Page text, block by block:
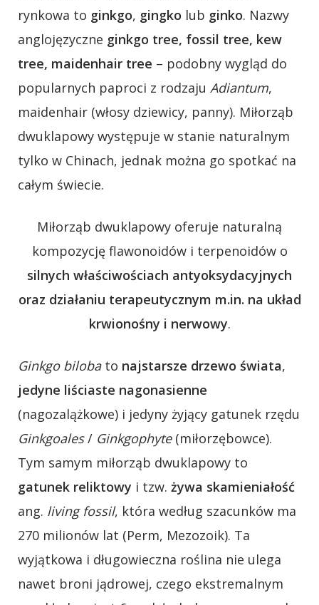
rynkowa to ginkgo, gingko lub ginko. Nazwy
anglojęzyczne ginkgo tree, fossil tree, kew
tree, maidenhair tree – podobny wygląd do
popularnych paproci z rodzaju Adiantum,
maidenhair (włosy dziewicy, panny). Miłorząb
dwuklapowy występuje w stanie naturalnym
tylko w Chinach, jednak można go spotkać na
całym świecie.
Miłorząb dwuklapowy oferuje naturalną
kompozycję flawonoidów i terpenoidów o
silnych właściwościach antyoksydacyjnych
oraz działaniu terapeutycznym m.in. na układ
krwionośny i nerwowy.
Ginkgo bilobato najstarsze drzewo świata,
jedyne liściaste nagonasienne
(nagozalążkowe) i jedyny żyjący gatunek rzędu
Ginkgoales/ Ginkgophyte(miłorzębowce).
Tym samym miłorząb dwuklapowy to
gatunek reliktowy i tzw. żywa skamieniałość
ang. living fossil, która według szacunków ma
270 milionów lat (Perm, Mezozoik). Ta
wyjątkowa i długowieczna roślina nie ulega
nawet broni jądrowej, czego ekstremalnym